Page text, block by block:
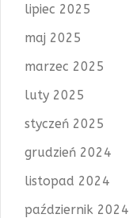
lipiec 2025
maj 2025
marzec 2025
luty 2025
styczeń 2025
grudzień 2024
listopad 2024
październik 2024